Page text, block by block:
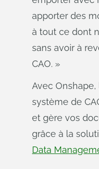
apporter des
à tout ce dont
sans avoir à
CAO. »
Avec
système de
et gère vos
grâce à la
Data